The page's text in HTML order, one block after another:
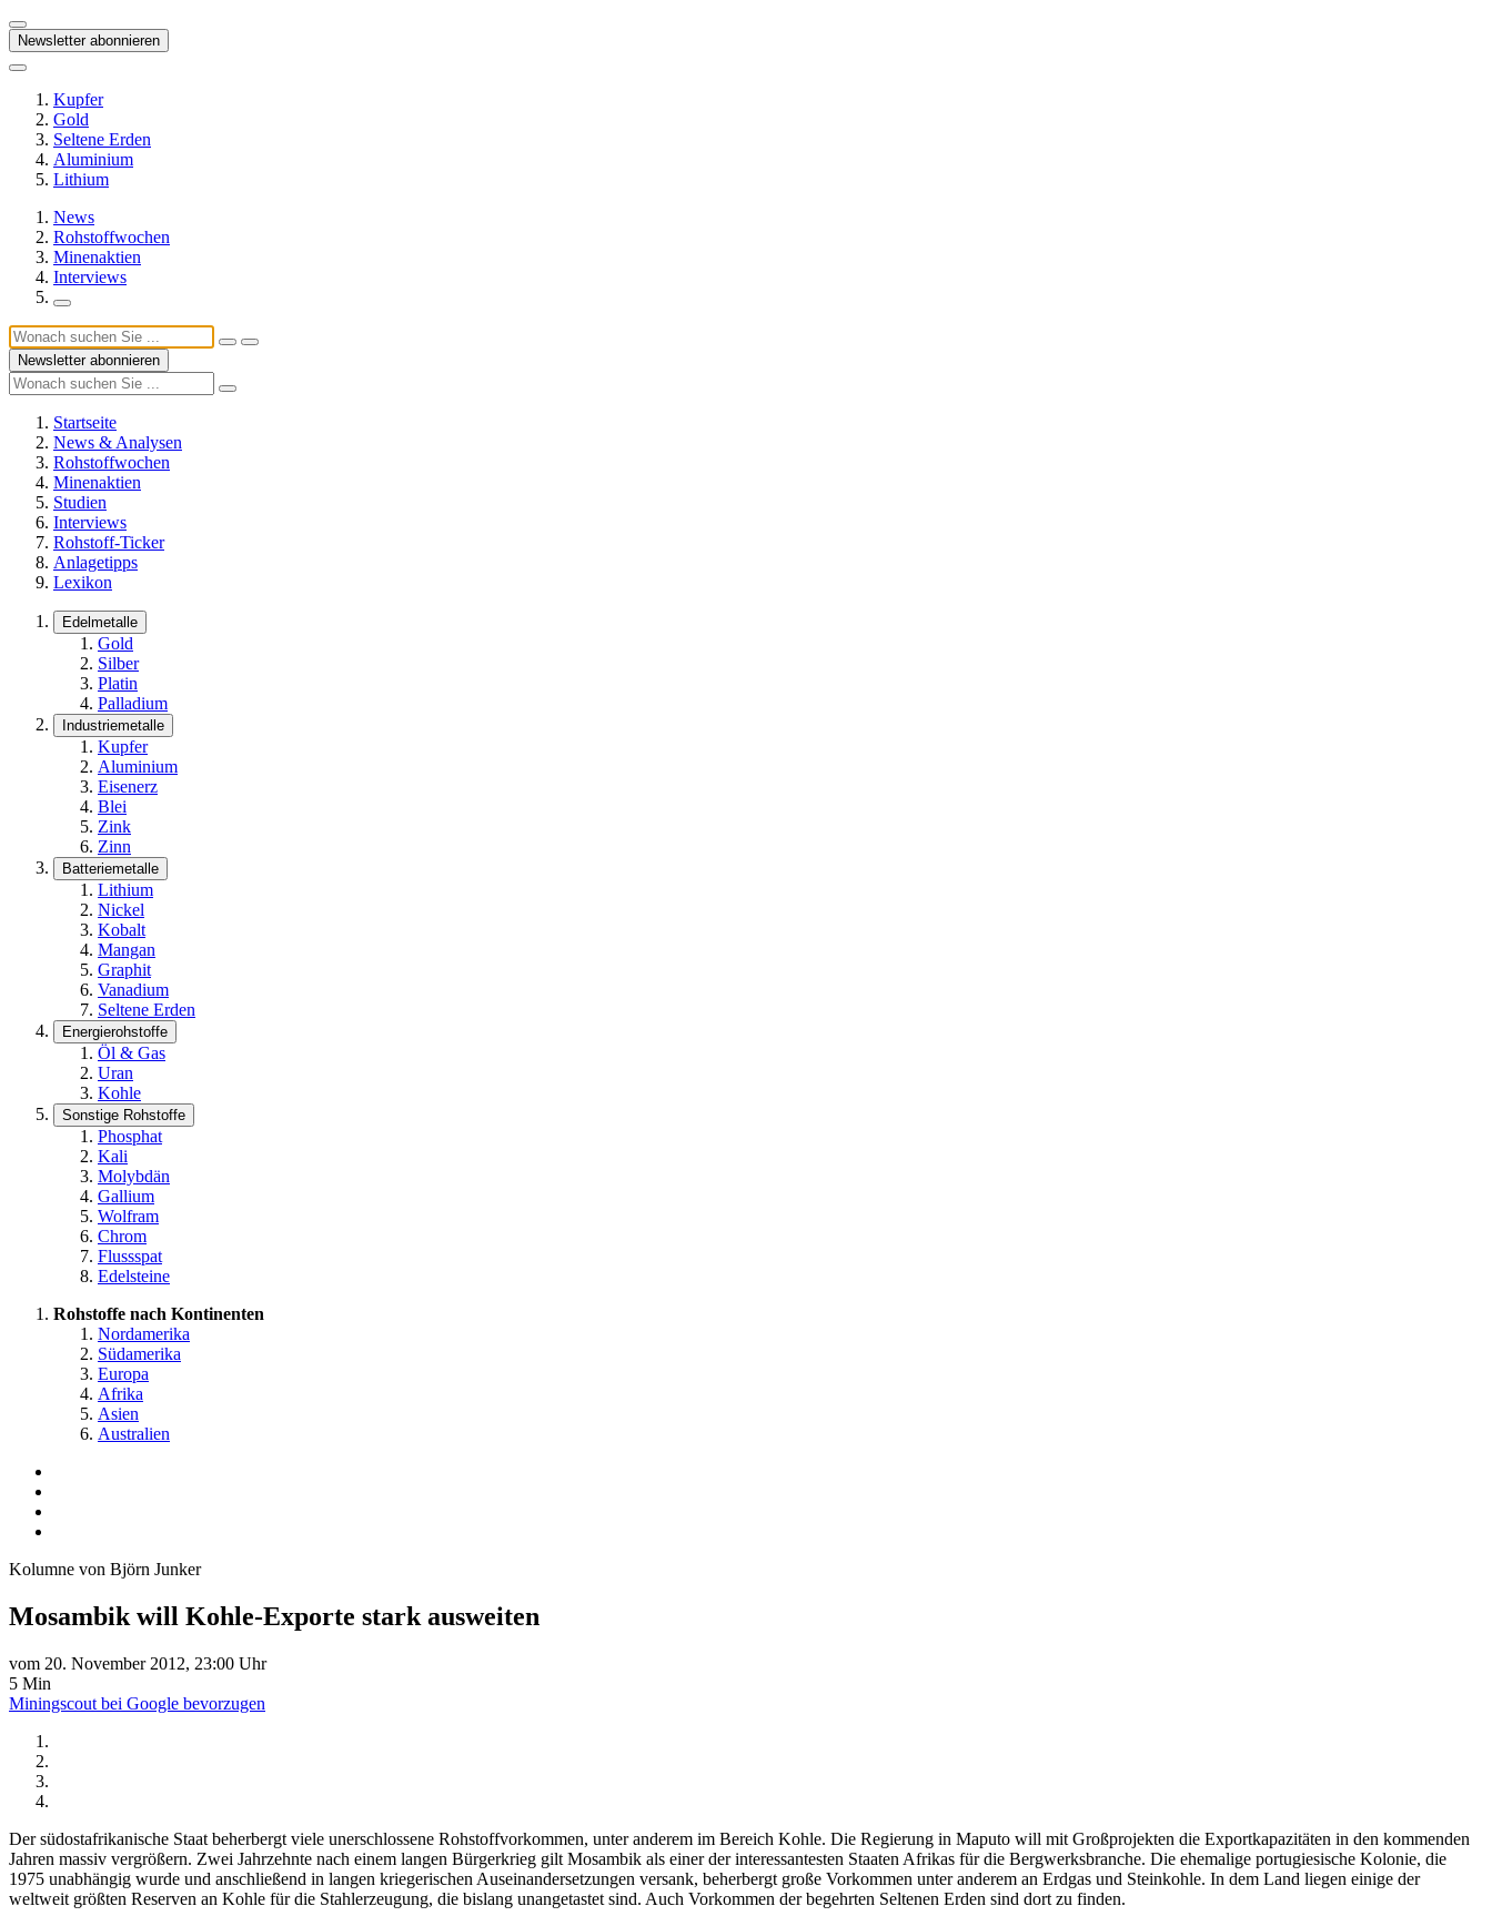
Newsletter abonnieren
Kupfer
Gold
Seltene Erden
Aluminium
Lithium
News
Rohstoffwochen
Minenaktien
Interviews
Newsletter abonnieren
Startseite
News & Analysen
Rohstoffwochen
Minenaktien
Studien
Interviews
Rohstoff-Ticker
Anlagetipps
Lexikon
Edelmetalle
Gold
Silber
Platin
Palladium
Industriemetalle
Kupfer
Aluminium
Eisenerz
Blei
Zink
Zinn
Batteriemetalle
Lithium
Nickel
Kobalt
Mangan
Graphit
Vanadium
Seltene Erden
Energierohstoffe
Öl & Gas
Uran
Kohle
Sonstige Rohstoffe
Phosphat
Kali
Molybdän
Gallium
Wolfram
Chrom
Flussspat
Edelsteine
Rohstoffe nach Kontinenten
Nordamerika
Südamerika
Europa
Afrika
Asien
Australien
Kolumne von Björn Junker
Mosambik will Kohle-Exporte stark ausweiten
vom 20. November 2012, 23:00 Uhr
5 Min
Miningscout bei Google bevorzugen
Der südostafrikanische Staat beherbergt viele unerschlossene Rohstoffvorkommen, unter anderem im Bereich Kohle. Die Regierung in Maputo will mit Großprojekten die Exportkapazitäten in den kommenden
Jahren massiv vergrößern. Zwei Jahrzehnte nach einem langen Bürgerkrieg gilt Mosambik als einer der interessantesten Staaten Afrikas für die Bergwerksbranche. Die ehemalige portugiesische Kolonie, die
1975 unabhängig wurde und anschließend in langen kriegerischen Auseinandersetzungen versank, beherbergt große Vorkommen unter anderem an Erdgas und Steinkohle. In dem Land liegen einige der
weltweit größten Reserven an Kohle für die Stahlerzeugung, die bislang unangetastet sind. Auch Vorkommen der begehrten Seltenen Erden sind dort zu finden.